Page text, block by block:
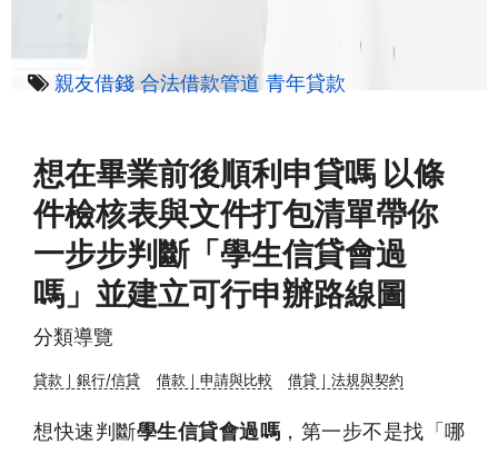
親友借錢 合法借款管道 青年貸款
想在畢業前後順利申貸嗎 以條
件檢核表與文件打包清單帶你
一步步判斷「學生信貸會過
嗎」並建立可行申辦路線圖
分類導覽
貸款｜銀行/信貸 借款｜申請與比較 借貸｜法規與契約
想快速判斷學生信貸會過嗎 ，第一步不是找「哪